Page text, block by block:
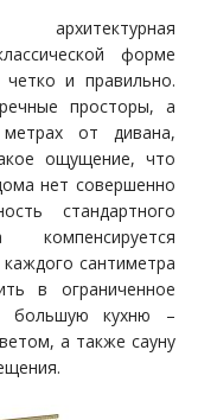
архитектурная
форме
четко и правильно.
просторы, а
от дивана,
ощущение, что
нет совершенно
стандартного
компенсируется
сантиметра
в ограниченное
большую кухню –
а также сауну